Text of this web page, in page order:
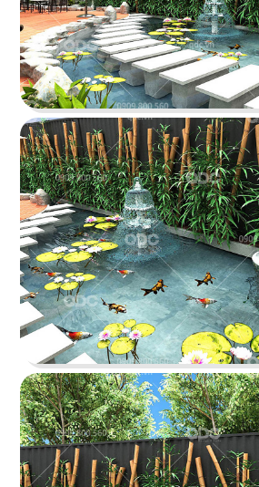
STELLA COFFEE
Gam màu xám nguyên bản
hiệu ứng rỉ sét tạo nên sự
Chi tiết